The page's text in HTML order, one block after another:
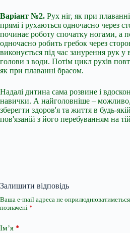
Варіант №2. Рух ніг, як при
прямі і рухаються одночасно через
починає роботу спочатку ногами, а
одночасно робить гребок через
виконується під час занурення рук у
голови з води. Потім цикл рухів
як при плаванні брасом.
Надалі дитина сама розвине і
навички. А найголовніше –
зберегти здоров'я та життя в будь-
пов'язаній з його перебуванням на
Залишити відповідь
Ваша e-mail адреса не
позначені *
Ім’я *